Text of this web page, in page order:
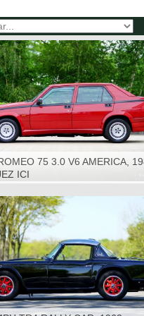
75 3.0 V6 AMERICA,
ICI